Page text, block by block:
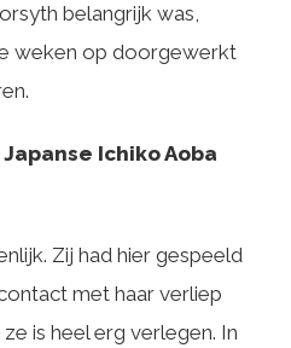
belangrijk was,
weken op doorgewerkt
Ichiko Aoba
Zij had hier gespeeld
met haar verliep
is heel erg verlegen. In